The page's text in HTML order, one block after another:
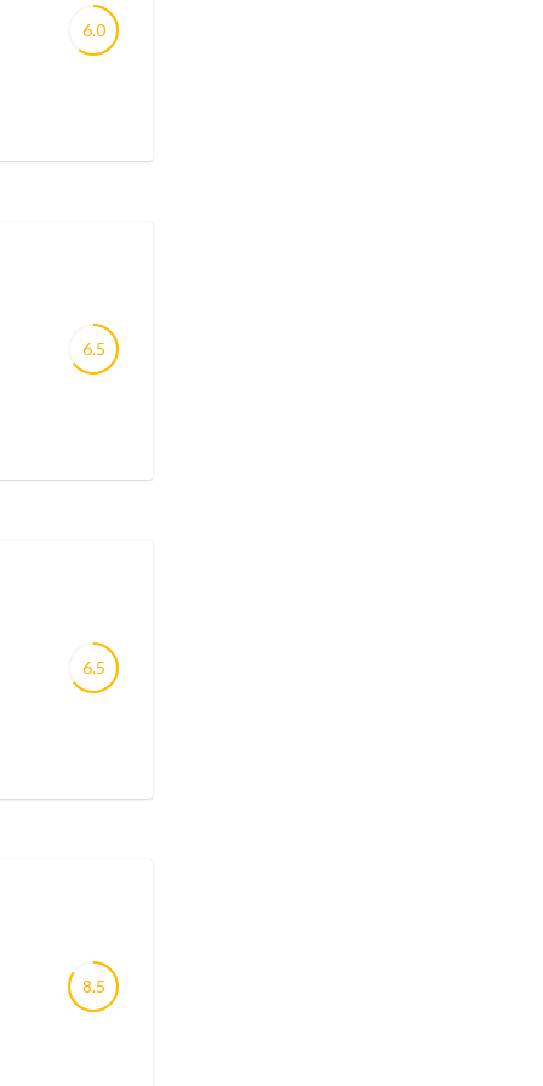
6.0
6.5
6.5
8.5